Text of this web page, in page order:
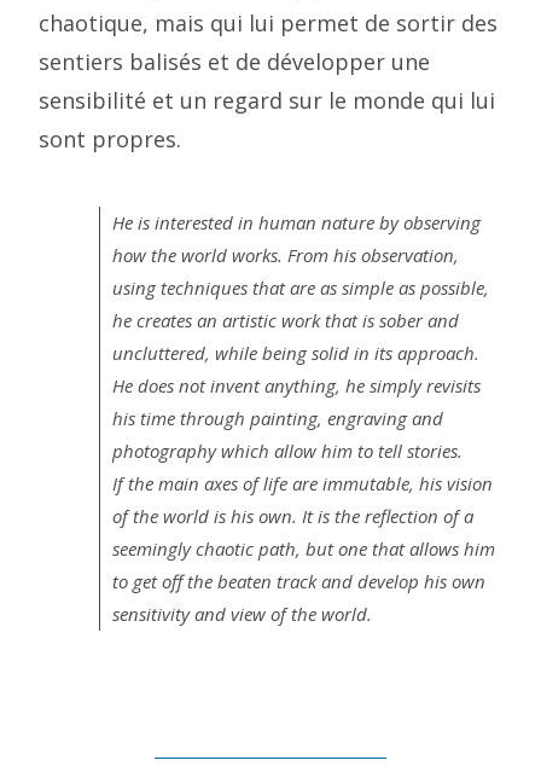
chaotique, mais qui lui permet de sortir des
sentiers balisés et de développer une
sensibilité et un regard sur le monde qui lui
sont propres.
He is interested in human nature by observing
how the world works. From his observation,
using techniques that are as simple as possible,
he creates an artistic work that is sober and
uncluttered, while being solid in its approach.
He does not invent anything, he simply revisits
his time through painting, engraving and
photography which allow him to tell stories.
If the main axes of life are immutable, his vision
of the world is his own. It is the reflection of a
seemingly chaotic path, but one that allows him
to get off the beaten track and develop his own
sensitivity and view of the world.